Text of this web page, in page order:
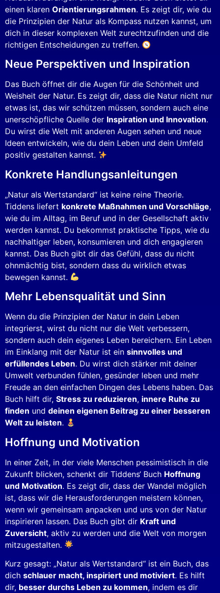
einen klaren Orientierungsrahmen. Es zeigt dir, wie du
die Prinzipien der Natur als Kompass nutzen kannst, um
dich in dieser komplexen Welt zurechtzufinden und die
richtigen Entscheidungen zu treffen.
Neue Perspektiven und Inspiration
Das Buch öffnet dir die Augen für die Schönheit und
Weisheit der Natur. Es zeigt dir, dass die Natur nicht nur
etwas ist, das wir schützen müssen, sondern auch eine
unerschöpfliche Quelle der Inspiration und Innovation.
Du wirst die Welt mit anderen Augen sehen und neue
Ideen entwickeln, wie du dein Leben und dein Umfeld
positiv gestalten kannst.
Konkrete Handlungsanleitungen
„Natur als Wertstandard“ ist keine reine Theorie.
Tiddens liefert konkrete Maßnahmen und Vorschläge,
wie du im Alltag, im Beruf und in der Gesellschaft aktiv
werden kannst. Du bekommst praktische Tipps, wie du
nachhaltiger leben, konsumieren und dich engagieren
kannst. Das Buch gibt dir das Gefühl, dass du nicht
ohnmächtig bist, sondern dass du wirklich etwas
bewegen kannst.
Mehr Lebensqualität und Sinn
Wenn du die Prinzipien der Natur in dein Leben
integrierst, wirst du nicht nur die Welt verbessern,
sondern auch dein eigenes Leben bereichern. Ein Leben
im Einklang mit der Natur ist ein sinnvolles und
erfüllendes Leben. Du wirst dich stärker mit deiner
Umwelt verbunden fühlen, gesünder leben und mehr
Freude an den einfachen Dingen des Lebens haben. Das
Buch hilft dir, Stress zu reduzieren, innere Ruhe zu
finden und deinen eigenen Beitrag zu einer besseren
Welt zu leisten.
Hoffnung und Motivation
In einer Zeit, in der viele Menschen pessimistisch in die
Zukunft blicken, schenkt dir Tiddens‘ Buch Hoffnung
und Motivation. Es zeigt dir, dass der Wandel möglich
ist, dass wir die Herausforderungen meistern können,
wenn wir gemeinsam anpacken und uns von der Natur
inspirieren lassen. Das Buch gibt dir Kraft und
Zuversicht, aktiv zu werden und die Welt von morgen
mitzugestalten.
Kurz gesagt: „Natur als Wertstandard“ ist ein Buch, das
dich schlauer macht, inspiriert und motiviert. Es hilft
dir, besser durchs Leben zu kommen, indem es dir